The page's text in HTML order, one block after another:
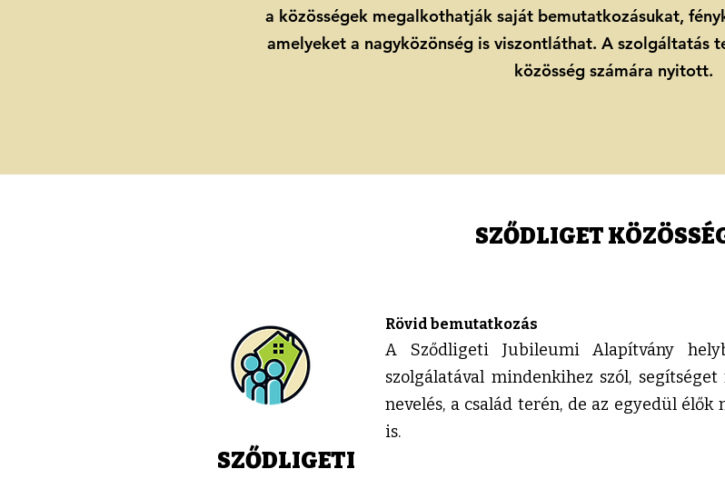
a közösségek megalkothatják saját bemutatkozásukat,
amelyeket a nagyközönség is viszontláthat. A szolgáltatás
közösség számára nyitott.
SZŐDLIGET
SZŐDLIGETI
Rövid bemutatkozás
A Sződligeti Jubileumi Alapítvány
szolgálatával mindenkihez szól,
nevelés, a család terén, de az egyedül
is.